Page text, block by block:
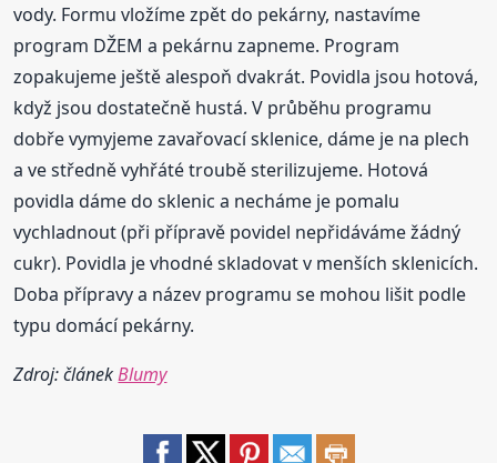
vody. Formu vložíme zpět do pekárny, nastavíme
program DŽEM a pekárnu zapneme. Program
zopakujeme ještě alespoň dvakrát. Povidla jsou hotová,
když jsou dostatečně hustá. V průběhu programu
dobře vymyjeme zavařovací sklenice, dáme je na plech
a ve středně vyhřáté troubě sterilizujeme. Hotová
povidla dáme do sklenic a necháme je pomalu
vychladnout (při přípravě povidel nepřidáváme žádný
cukr). Povidla je vhodné skladovat v menších sklenicích.
Doba přípravy a název programu se mohou lišit podle
typu domácí pekárny.
Zdroj: článekBlumy